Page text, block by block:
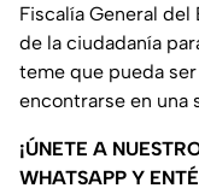
Fiscalía General
de la ciudadanía
teme que pueda ser
encontrarse en una
¡ÚNETE A
WHATSAPP Y